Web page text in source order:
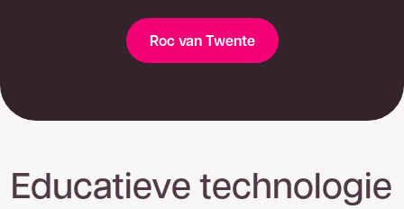
Roc van Twente
Educatieve technologie